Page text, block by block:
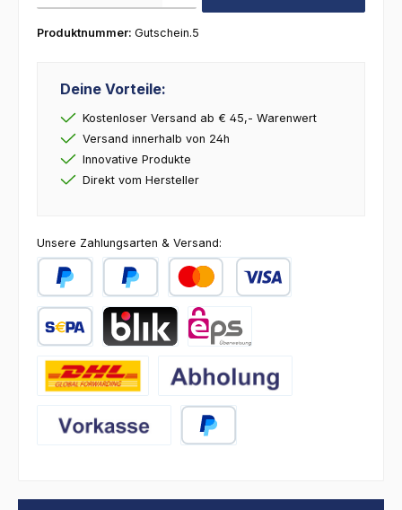
Produktnummer: Gutschein.5
Deine Vorteile:
Kostenloser Versand ab € 45,- Warenwert
Versand innerhalb von 24h
Innovative Produkte
Direkt vom Hersteller
Unsere Zahlungsarten & Versand:
PayPal Später BezahlenKredit- oder Debitkarte
Abholung